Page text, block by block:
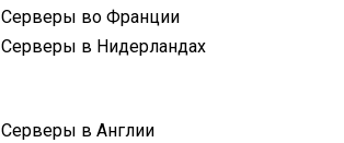
Серверы во Франции
Серверы в Нидерландах
Серверы в Англии